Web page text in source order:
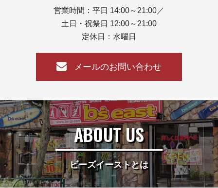
営業時間：平日 14:00～21:00／
土日・祝祭日 12:00～21:00
定休日：水曜日
メールのお問い合わせ
ABOUT US
ビーズイーストとは